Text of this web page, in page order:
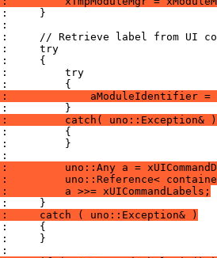
aModuleIdentifier
catch( uno::Exception& )
uno::Any a =
uno::Reference<
a >>= xUICommandLabels;
catch ( uno::Exception& )